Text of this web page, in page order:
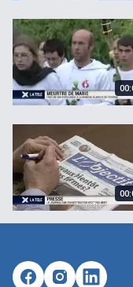
Meurtre de Marie:
Le journalisme